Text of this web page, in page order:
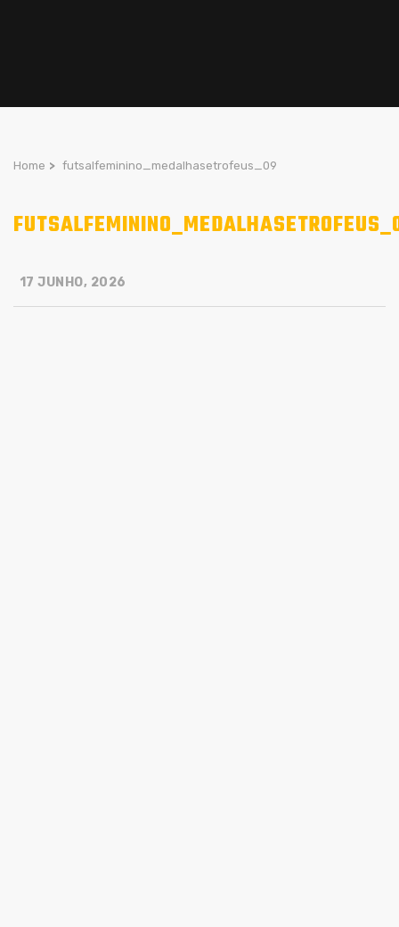
Home > futsalfeminino_medalhasetrofeus_09
17 JUNHO, 2026